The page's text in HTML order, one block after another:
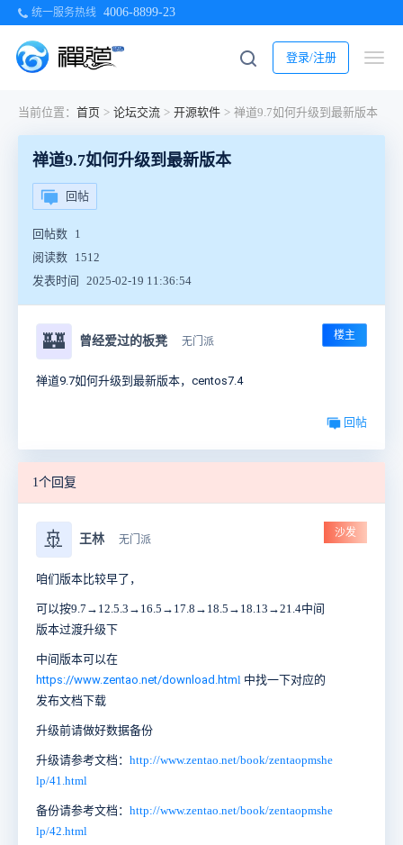
统一服务热线 4006-8899-23
登录/注册
当前位置： 首页 > 论坛交流 > 开源软件 > 禅道9.7如何升级到最新版本
禅道9.7如何升级到最新版本
回帖
回帖数 1
阅读数 1512
发表时间
2025-02-19 11:36:54
🏰 曾经爱过的板凳 无门派 楼主
禅道9.7如何升级到最新版本，centos7.4
回帖
1个回复
🚢 王林 无门派
沙发
咱们版本比较早了，
可以按9.7→12.5.3→16.5→17.8→18.5→18.13→21.4中间
版本过渡升级下
中间版本可以在
https://www.zentao.net/download.html 中找一下对应的
发布文档下载
升级前请做好数据备份
升级请参考文档： http://www.zentao.net/book/zentaopmshe
lp/41.html
备份请参考文档： http://www.zentao.net/book/zentaopmshe
lp/42.html